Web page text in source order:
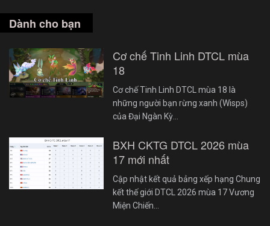
Dành cho bạn
Cơ chế Tinh Linh DTCL mùa
18
Cơ chế Tinh Linh DTCL mùa 18 là
những người bạn rừng xanh (Wisps)
của Đại Ngàn Kỳ…
BXH CKTG DTCL 2026 mùa
17 mới nhất
Cập nhật kết quả bảng xếp hạng Chung
kết thế giới DTCL 2026 mùa 17 Vương
Miện Chiến…